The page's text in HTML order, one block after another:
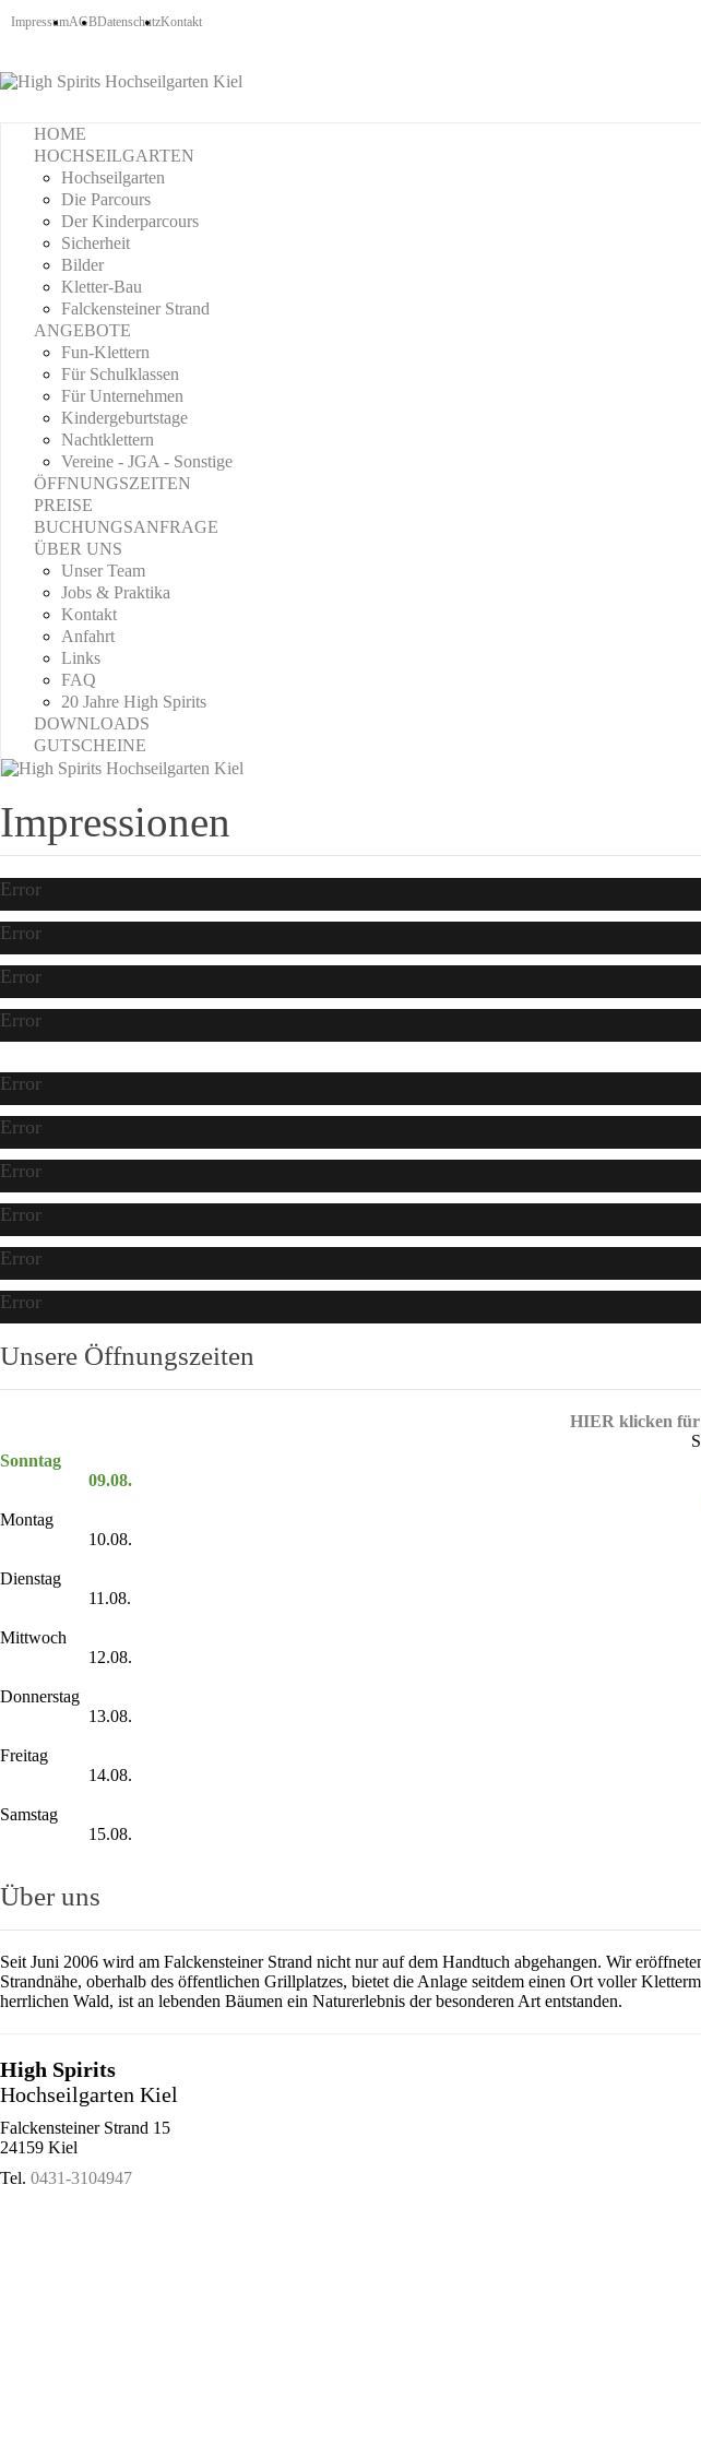
ImpressumAGBDatenschutzKontakt
HOME
HOCHSEILGARTEN
Hochseilgarten
Die Parcours
Der Kinderparcours
Sicherheit
Bilder
Kletter-Bau
Falckensteiner Strand
ANGEBOTE
Fun-Klettern
Für Schulklassen
Für Unternehmen
Kindergeburtstage
Nachtklettern
Vereine - JGA - Sonstige
ÖFFNUNGSZEITEN
PREISE
BUCHUNGSANFRAGE
ÜBER UNS
Unser Team
Jobs & Praktika
Kontakt
Anfahrt
Links
FAQ
20 Jahre High Spirits
DOWNLOADS
GUTSCHEINE
Impressionen
Error
Error
Error
Error
Error
Error
Error
Error
Error
Error
Unsere Öffnungszeiten
HIER klicken für
Sonntag
09.08.
Montag
10.08.
Dienstag
11.08.
Mittwoch
12.08.
Donnerstag
13.08.
Freitag
14.08.
Samstag
15.08.
Über uns
Seit Juni 2006 wird am Falckensteiner Strand nicht nur auf dem Handtuch abgehangen. Wir
Strandnähe, oberhalb des öffentlichen Grillplatzes, bietet die Anlage seitdem einen Ort voller
herrlichen Wald, ist an lebenden Bäumen ein Naturerlebnis der besonderen Art entstanden.
High Spirits
Hochseilgarten Kiel
Falckensteiner Strand 15
24159 Kiel
Tel. 0431-3104947